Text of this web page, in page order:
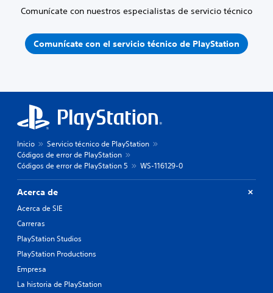
Comunícate con nuestros especialistas de servicio técnico
Comunícate con el servicio técnico de PlayStation
Inicio
Servicio técnico de PlayStation
Códigos de error de PlayStation
Códigos de error de PlayStation 5
WS-116129-0
Acerca de
Acerca de SIE
Carreras
PlayStation Studios
PlayStation Productions
Empresa
La historia de PlayStation